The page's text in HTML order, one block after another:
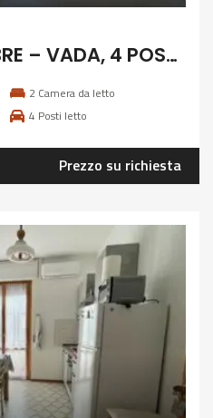
1A – 1/15 SETTEMBRE – VADA, 4 POSTI CLIMATIZZATO
2 Camera da letto
4 Posti letto
Prezzo su richiesta